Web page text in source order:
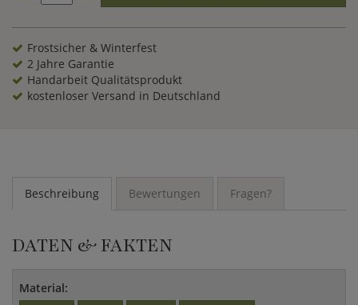
Frostsicher & Winterfest
2 Jahre Garantie
Handarbeit Qualitätsprodukt
kostenloser Versand in Deutschland
Beschreibung Bewertungen Fragen?
DATEN & FAKTEN
Material: